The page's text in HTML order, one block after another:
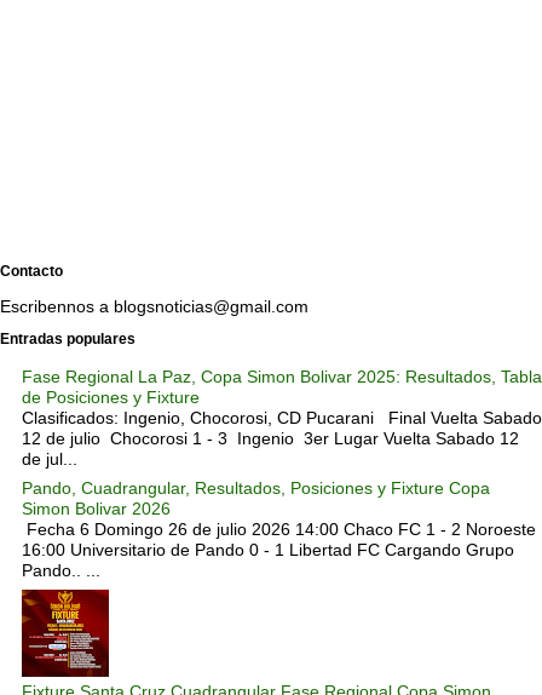
Contacto
Escribennos a blogsnoticias@gmail.com
Entradas populares
Fase Regional La Paz, Copa Simon Bolivar 2025: Resultados, Tabla
de Posiciones y Fixture
Clasificados: Ingenio, Chocorosi, CD Pucarani Final Vuelta Sabado
12 de julio Chocorosi 1 - 3 Ingenio 3er Lugar Vuelta Sabado 12
de jul...
Pando, Cuadrangular, Resultados, Posiciones y Fixture Copa
Simon Bolivar 2026
Fecha 6 Domingo 26 de julio 2026 14:00 Chaco FC 1 - 2 Noroeste
16:00 Universitario de Pando 0 - 1 Libertad FC Cargando Grupo
Pando.. ...